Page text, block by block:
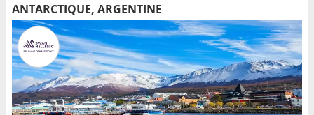
ANTARCTIQUE, ARGENTINE